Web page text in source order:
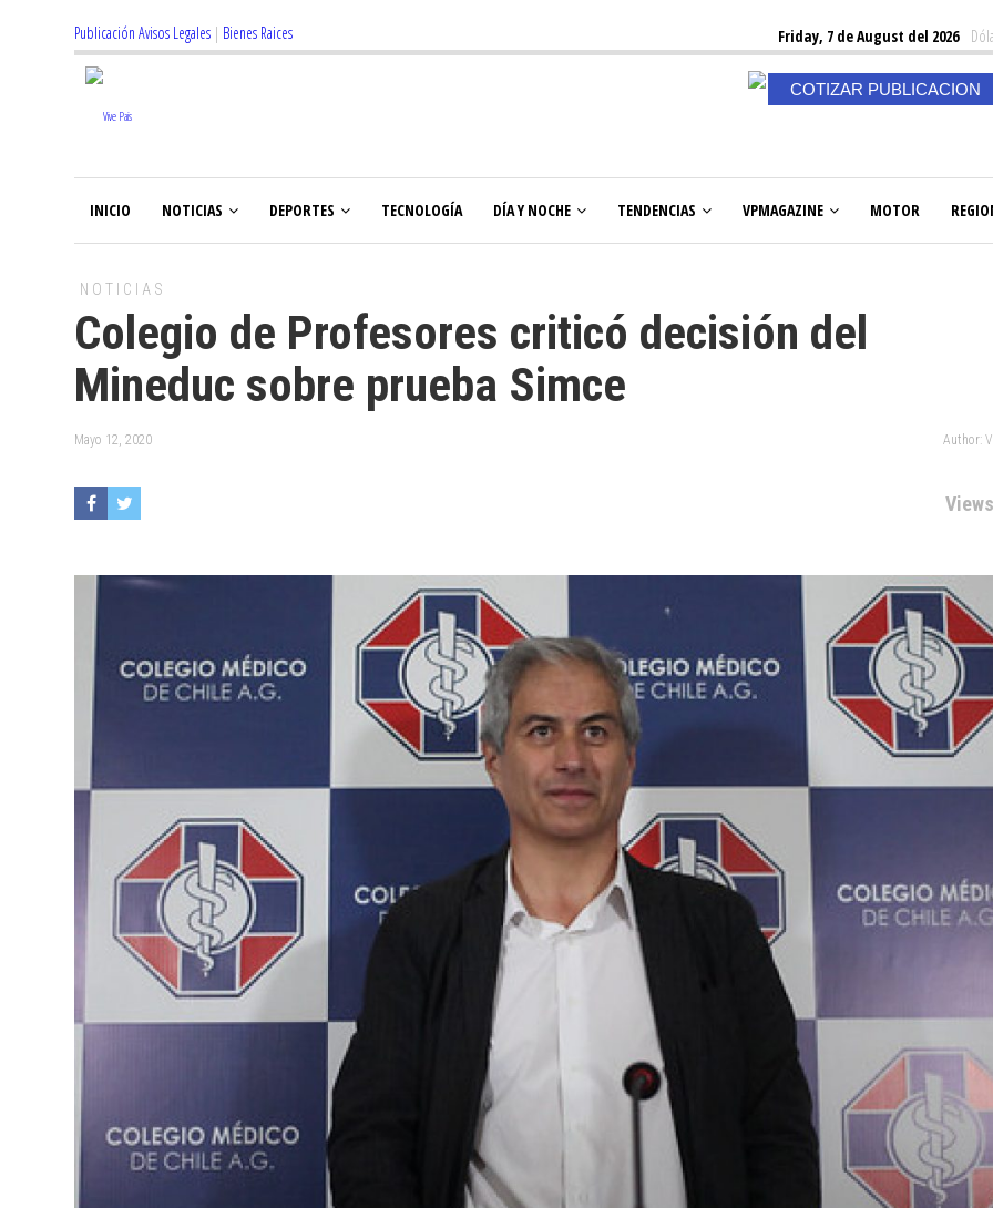
Publicación Avisos Legales | Bienes Raices Friday, 7 de August del 2026
COTIZAR PUBLICACION
INICIO NOTICIAS DEPORTES TECNOLOGÍA DÍA Y NOCHE TENDENCIAS VPMAGAZINE MOTOR
NOTICIAS
Colegio de Profesores criticó decisión del
Mineduc sobre prueba Simce
Mayo 12, 2020 Author: